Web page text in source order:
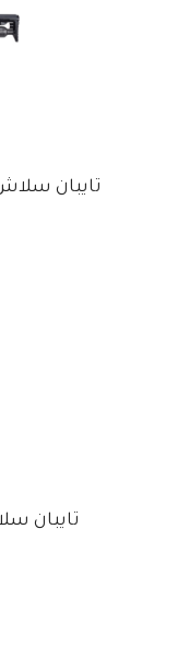
تايبان سلاش
تايبان